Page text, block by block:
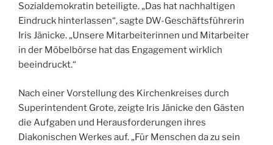
Sozialdemokratin beteiligte. „Das hat nachhaltigen
Eindruck hinterlassen“, sagte DW-Geschäftsführerin
Iris Jänicke. „Unsere Mitarbeiterinnen und Mitarbeiter
in der Möbelbörse hat das Engagement wirklich
beeindruckt.“
Nach einer Vorstellung des Kirchenkreises durch
Superintendent Grote, zeigte Iris Jänicke den Gästen
die Aufgaben und Herausforderungen ihres
Diakonischen Werkes auf. „Für Menschen da zu sein